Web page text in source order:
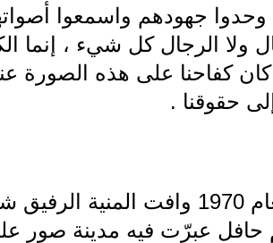
وحدوا جهودهم واسمعوا
ولا الرجال كل شيء ،
كان كفاحنا على هذه الصورة
حقوقنا .
في 26 تشرين الثاني من العام
عبرّت فيه مدينة صور